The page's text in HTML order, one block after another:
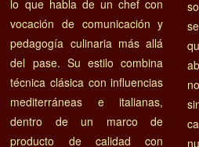
lo que habla de un chef con
vocación de comunicación y
pedagogía culinaria más allá
del pase. Su estilo combina
técnica clásica con influencias
mediterráneas e italianas,
dentro de un marco de
producto de calidad con